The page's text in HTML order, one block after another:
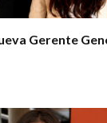
Gerente